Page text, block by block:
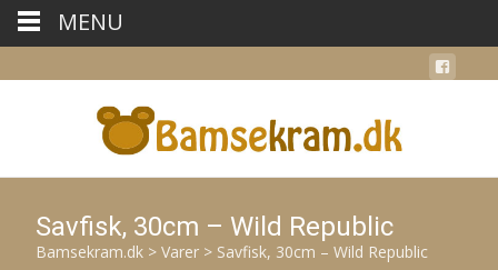
Savfisk, 30cm – Wild Republic
Bamsekram.dk > Varer > Savfisk, 30cm – Wild Republic
MENU